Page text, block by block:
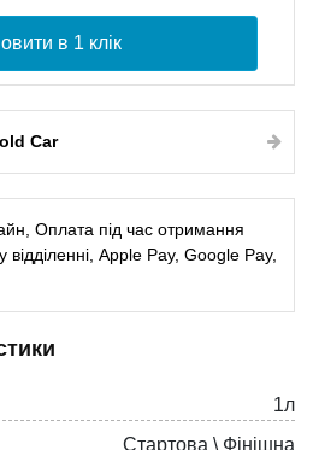
в 1 клік
Car
Оплата під час отримання
Apple Pay, Google Pay,
1л
Стартова \ Фінішна